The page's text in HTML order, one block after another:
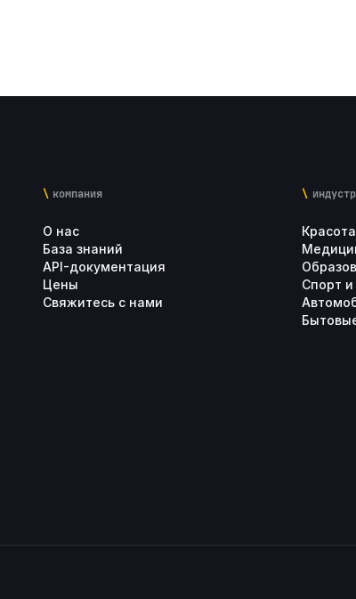
компания
О нас
База знаний
API-документация
Цены
Свяжитесь с нами
Красота
Спорт